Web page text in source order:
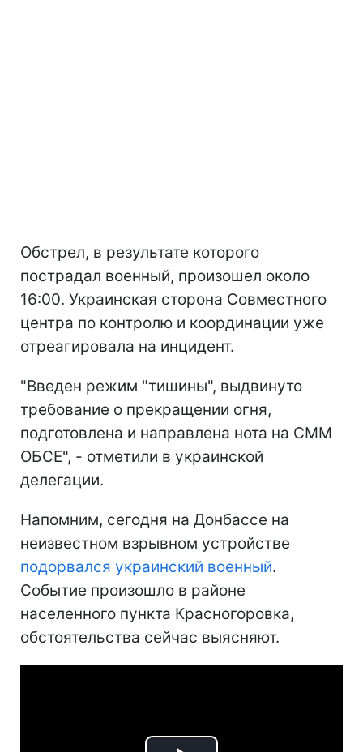
Обстрел, в результате которого
пострадал военный, произошел около
16:00. Украинская сторона Совместного
центра по контролю и координации уже
отреагировала на инцидент.
"Введен режим "тишины", выдвинуто
требование о прекращении огня,
подготовлена и направлена нота на СММ
ОБСЕ", - отметили в украинской
делегации.
Напомним, сегодня на Донбассе на
неизвестном взрывном устройстве
подорвался украинский военный.
Событие произошло в районе
населенного пункта Красногоровка,
обстоятельства сейчас выясняют.